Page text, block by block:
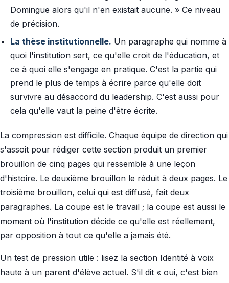
Domingue alors qu'il n'en existait aucune. » Ce niveau
de précision.
La thèse institutionnelle. Un paragraphe qui nomme à
quoi l'institution sert, ce qu'elle croit de l'éducation, et
ce à quoi elle s'engage en pratique. C'est la partie qui
prend le plus de temps à écrire parce qu'elle doit
survivre au désaccord du leadership. C'est aussi pour
cela qu'elle vaut la peine d'être écrite.
La compression est difficile. Chaque équipe de direction qui
s'assoit pour rédiger cette section produit un premier
brouillon de cinq pages qui ressemble à une leçon
d'histoire. Le deuxième brouillon le réduit à deux pages. Le
troisième brouillon, celui qui est diffusé, fait deux
paragraphes. La coupe est le travail ; la coupe est aussi le
moment où l'institution décide ce qu'elle est réellement,
par opposition à tout ce qu'elle a jamais été.
Un test de pression utile : lisez la section Identité à voix
haute à un parent d'élève actuel. S'il dit « oui, c'est bien